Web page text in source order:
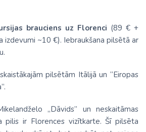
brauciens uz Florenci (89 € +
izdevumi ~10 €). Iebraukšana pilsētā ar
pilsētām Itālijā un “Eiropas
„Dāvids” un neskaitāmas
pilis ir Florences vizītkarte. Šī pilsēta